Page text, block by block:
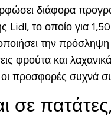
διάφορα
Lidl, το οποίο για
την
φρούτα και
προσφορές συχνά
σε